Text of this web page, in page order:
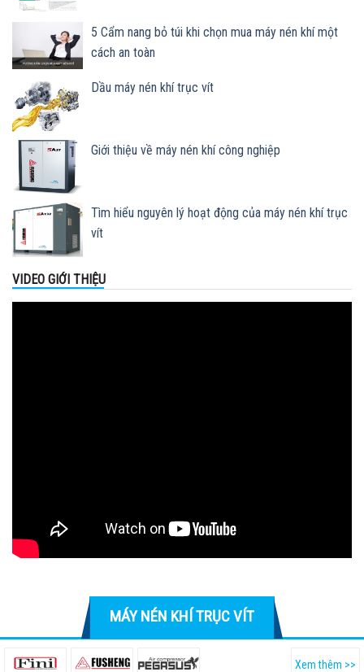
5 Cẩm nang bỏ túi khi chọn mua máy nén khí một
cách an toàn
Dầu máy nén khí trục vít
Giới thiệu về máy nén khí công nghiệp
Tìm hiểu nguyên lý hoạt động của máy nén khí trục
vít
VIDEO GIỚI THIỆU
MÁY NÉN KHÍ TRỤC VÍT
Xem thêm >>